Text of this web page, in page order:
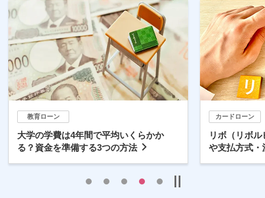
教育ローン
大学の学費は4年間で平均いくらかか
る？資金を準備する3つの方法
カードローン
リボ（リボ
や支払方式・